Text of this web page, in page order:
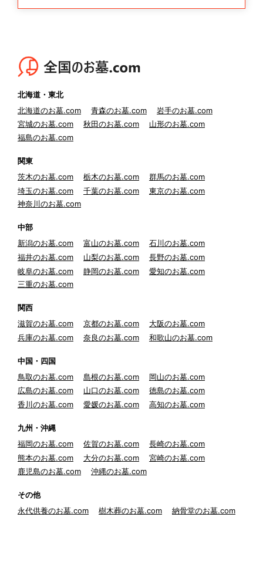
北海道・東北
北海道のお墓.com
青森のお墓.com
岩手のお墓.com
宮城のお墓.com
秋田のお墓.com
山形のお墓.com
福島のお墓.com
関東
茨木のお墓.com
栃木のお墓.com
群馬のお墓.com
埼玉のお墓.com
千葉のお墓.com
東京のお墓.com
神奈川のお墓.com
中部
新潟のお墓.com
富山のお墓.com
石川のお墓.com
福井のお墓.com
山梨のお墓.com
長野のお墓.com
岐阜のお墓.com
静岡のお墓.com
愛知のお墓.com
三重のお墓.com
関西
滋賀のお墓.com
京都のお墓.com
大阪のお墓.com
兵庫のお墓.com
奈良のお墓.com 和歌山のお墓.com
中国・四国
鳥取のお墓.com
島根のお墓.com
岡山のお墓.com
広島のお墓.com
山口のお墓.com
徳島のお墓.com
香川のお墓.com
愛媛のお墓.com 高知のお墓.com
九州・沖縄
福岡のお墓.com
佐賀のお墓.com
長崎のお墓.com
熊本のお墓.com
大分のお墓.com
宮崎のお墓.com
鹿児島のお墓.com
沖縄のお墓.com
その他
永代供養のお墓.com
樹木葬のお墓.com 納骨堂のお墓.com